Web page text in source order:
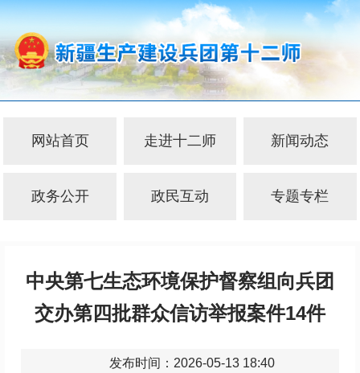
网站首页 走进十二师 新闻动态
政务公开 政民互动 专题专栏
中央第七生态环境保护督察组向兵团
交办第四批群众信访举报案件14件
发布时间：2026-05-13 18:40